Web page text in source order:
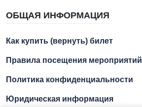
ОБЩАЯ ИНФОРМАЦИЯ
Как купить (вернуть) билет
Правила посещения мероприятий
Политика конфиденциальности
Юридическая информация